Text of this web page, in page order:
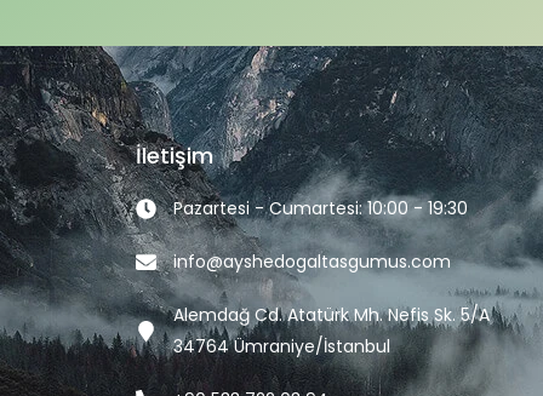
İletişim
Pazartesi - Cumartesi: 10:00 - 19:30
info@ayshedogaltasgumus.com
Alemdağ Cd. Atatürk Mh. Nefis Sk. 5/A
34764 Ümraniye/İstanbul